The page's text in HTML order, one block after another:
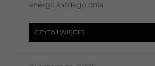
energii każdego dnia.
CZYTAJ WIĘCEJ